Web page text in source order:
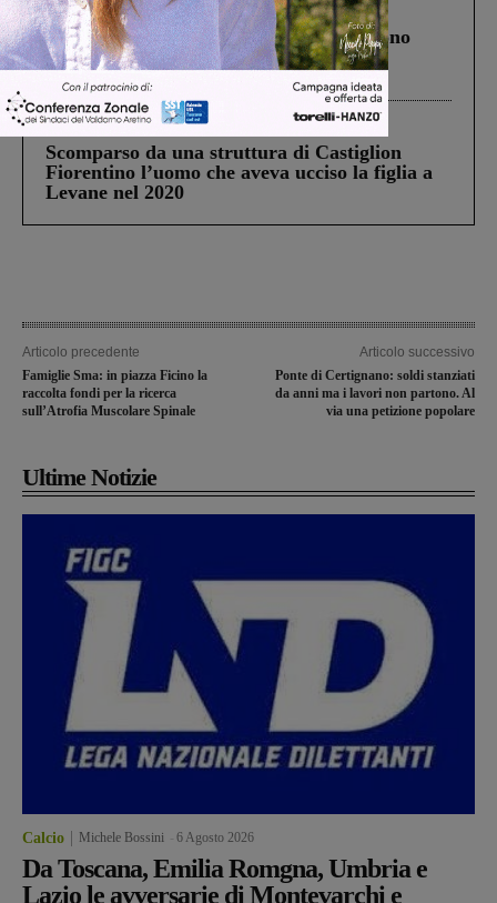
Cronaca 4 Agosto 2026
Un anno fa la strage in A1 in cui morirono
Gianni, Giulia e Franco. Lo schianto, il
processo, lo stop ai sorpassi fra tir....
Cronaca 3 Agosto 2026
Scomparso da una struttura di Castiglion
Fiorentino l’uomo che aveva ucciso la figlia a
Levane nel 2020
Articolo precedente
Famiglie Sma: in piazza Ficino la
raccolta fondi per la ricerca
sull’Atrofia Muscolare Spinale
Articolo successivo
Ponte di Certignano: soldi stanziati
da anni ma i lavori non partono. Al
via una petizione popolare
Ultime Notizie
Calcio Michele Bossini 6 Agosto 2026
Da Toscana, Emilia Romgna, Umbria e
Lazio le avversarie di Montevarchi e